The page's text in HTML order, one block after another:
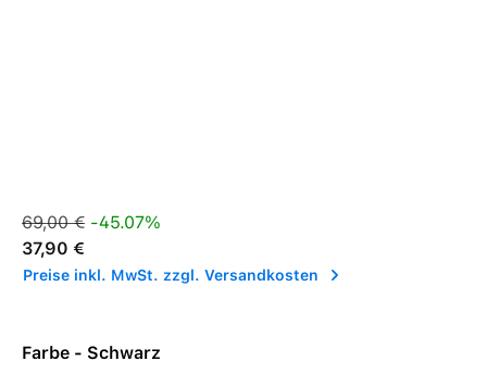
Verkaufspreis:
Regulärer Preis:
69,00 € -45.07%
37,90 €
Preise inkl. MwSt. zzgl. Versandkosten
Farbe - Schwarz